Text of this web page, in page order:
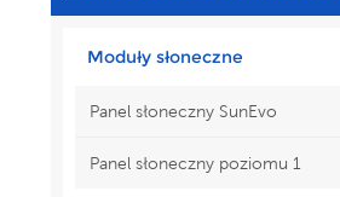
Moduły słoneczne
Panel słoneczny SunEvo
Panel słoneczny poziomu 1